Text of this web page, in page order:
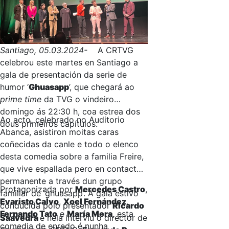
Santiago, 05.03.2024- A CRTVG
celebrou este martes en Santiago a
gala de presentación da serie de
humor ‘Ghuasapp’, que chegará ao
prime time da TVG o vindeiro
domingo ás 22:30 h, coa estrea dos
dous primeiros capítulos.
Ao acto, celebrado no Auditorio
Abanca, asistiron moitas caras
coñecidas da canle e todo o elenco
desta comedia sobre a familia Freire,
que vive espallada pero en contacto
permanente a través dun grupo
familiar de ‘ghuasapp’. A gala estivo
conducida polo presentadorRicardo
Saavedrae nela interviu o director de
Protagonizada porMercedes Castro,
Evaristo Calvo, Xoel Fernández,
Fernando TatoeMaría Mera, esta
comedia de enredo é nunha